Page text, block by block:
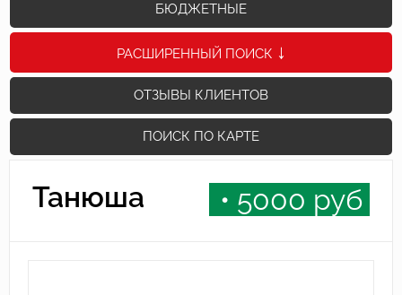
БЮДЖЕТНЫЕ
РАСШИРЕННЫЙ ПОИСК
ОТЗЫВЫ КЛИЕНТОВ
ПОИСК ПО КАРТЕ
Танюша • 5000 руб